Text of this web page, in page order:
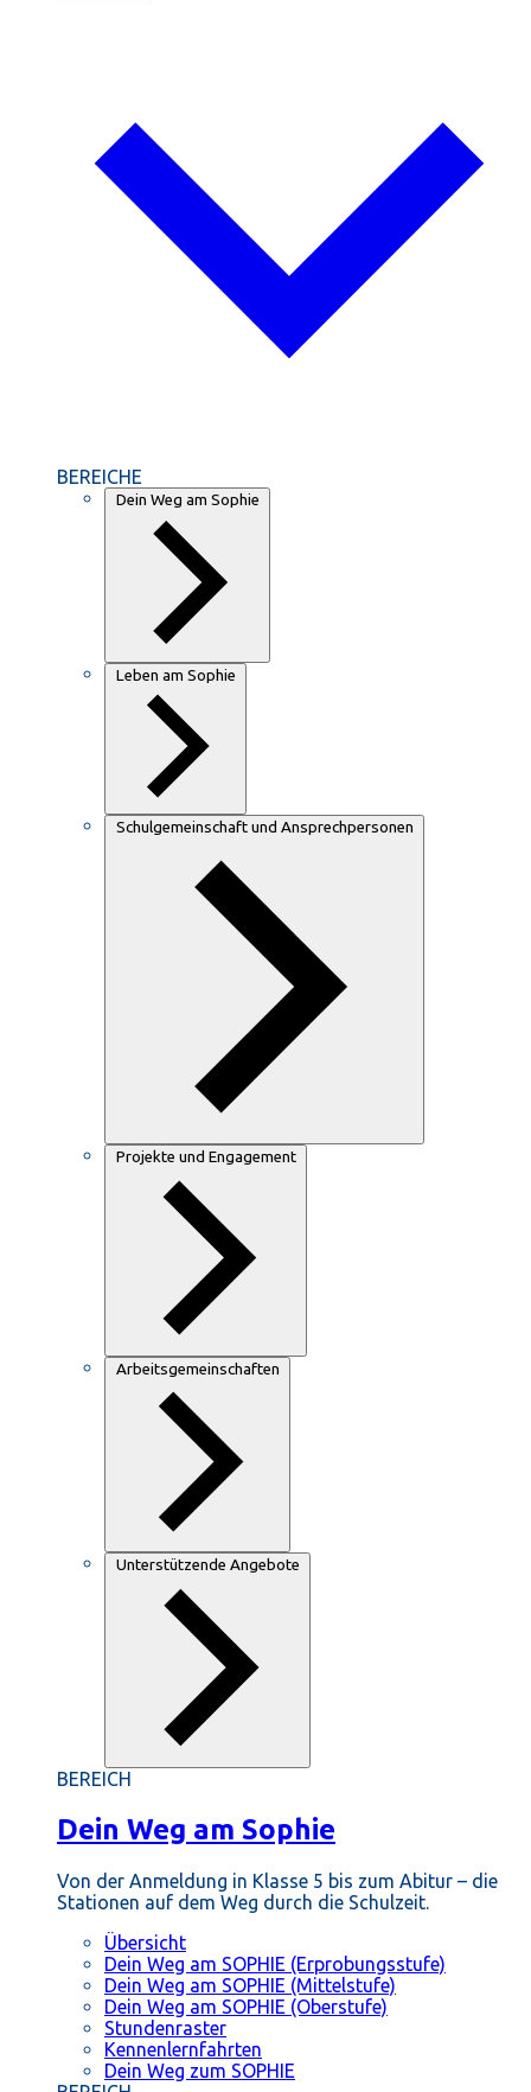
BEREICHE
Dein Weg am Sophie
Leben am Sophie
Schulgemeinschaft und Ansprechpersonen
Projekte und Engagement
Arbeitsgemeinschaften
Unterstützende Angebote
BEREICH
Dein Weg am Sophie
Von der Anmeldung in Klasse 5 bis zum Abitur – die
Stationen auf dem Weg durch die Schulzeit.
Übersicht
Dein Weg am SOPHIE (Erprobungsstufe)
Dein Weg am SOPHIE (Mittelstufe)
Dein Weg am SOPHIE (Oberstufe)
Stundenraster
Kennenlernfahrten
Dein Weg zum SOPHIE